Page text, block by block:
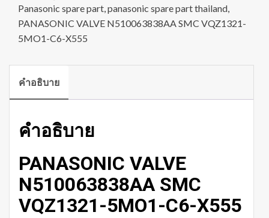
Panasonic spare part,panasonic spare part thailand,
PANASONIC VALVE N510063838AA SMC VQZ1321-
5MO1-C6-X555
คำอธิบาย
คำอธิบาย
PANASONIC VALVE
N510063838AA SMC
VQZ1321-5MO1-C6-X555